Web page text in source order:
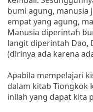
bumi agung, manusia
empat yang agung,
Manusia diperintah
langit diperintah Dao,
(dirinya ada karena
Apabila mempelajari
dalam kitab Tiongkok
inilah yang dapat kita